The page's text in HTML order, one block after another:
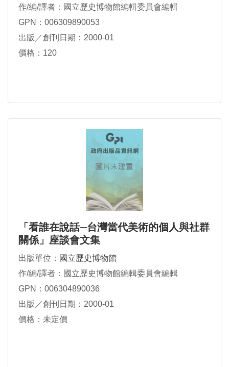
作/編/譯者：國立歷史博物館編輯委員會編輯
GPN：006309890053
出版／創刊日期：2000-01
價格：120
「看誰在說話─台灣當代美術的個人與社群
關係」座談會文集
出版單位： 國立歷史博物館
作/編/譯者：國立歷史博物館編輯委員會編輯
GPN：006304890036
出版／創刊日期：2000-01
價格：未定價